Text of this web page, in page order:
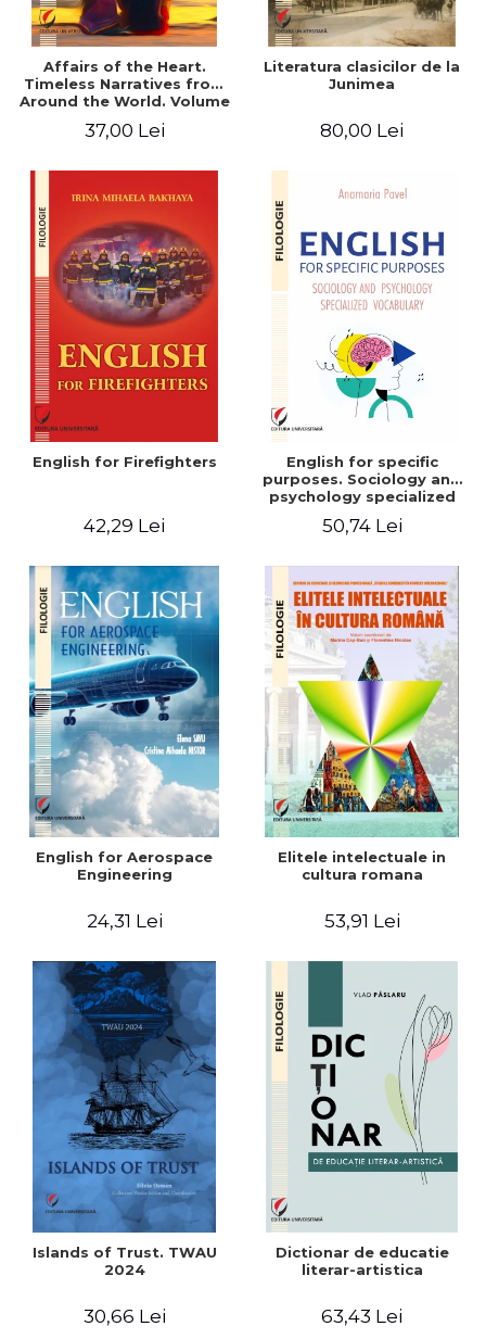
Affairs of the Heart.
Timeless Narratives from
Around the World. Volume
37,00 Lei
Literatura clasicilor de la
Junimea
80,00 Lei
English for Firefighters
42,29 Lei
English for specific
purposes. Sociology and
psychology specialized
50,74 Lei
English for Aerospace
Engineering
24,31 Lei
Elitele intelectuale in
cultura romana
53,91 Lei
Islands of Trust. TWAU
2024
30,66 Lei
Dictionar de educatie
literar-artistica
63,43 Lei